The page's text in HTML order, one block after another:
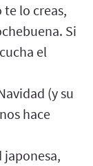
te lo creas,
Si
el
(y su
hace
japonesa,